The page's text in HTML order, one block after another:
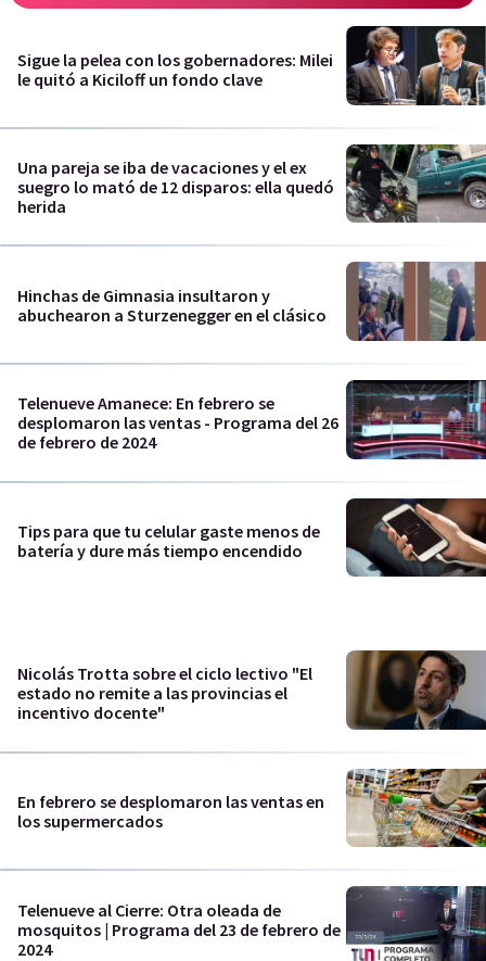
Sigue la pelea con los gobernadores: Milei
le quitó a Kiciloff un fondo clave
Una pareja se iba de vacaciones y el ex
suegro lo mató de 12 disparos: ella quedó
herida
Hinchas de Gimnasia insultaron y
abuchearon a Sturzenegger en el clásico
Telenueve Amanece: En febrero se
desplomaron las ventas - Programa del 26
de febrero de 2024
Tips para que tu celular gaste menos de
batería y dure más tiempo encendido
Nicolás Trotta sobre el ciclo lectivo "El
estado no remite a las provincias el
incentivo docente"
En febrero se desplomaron las ventas en
los supermercados
Telenueve al Cierre: Otra oleada de
mosquitos | Programa del 23 de febrero de
2024